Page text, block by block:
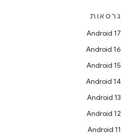
גרסאות
Android 17
Android 16
Android 15
Android 14
Android 13
Android 12
Android 11